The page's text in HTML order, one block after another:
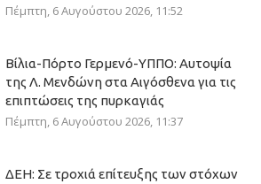
Πέμπτη, 6 Αυγούστου 2026, 11:52
Βίλια-Πόρτο Γερμενό-ΥΠΠΟ: Αυτοψία
της Λ. Μενδώνη στα Αιγόσθενα για τις
επιπτώσεις της πυρκαγιάς
Πέμπτη, 6 Αυγούστου 2026, 11:37
ΔΕΗ: Σε τροχιά επίτευξης των στόχων